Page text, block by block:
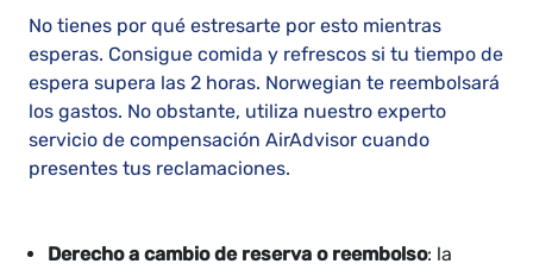
No tienes por qué estresarte por esto mientras
esperas. Consigue comida y refrescos si tu tiempo de
espera supera las 2 horas. Norwegian te reembolsará
los gastos. No obstante, utiliza nuestro experto
servicio de compensación AirAdvisor cuando
presentes tus reclamaciones.
Derecho a cambio de reserva o reembolso: la